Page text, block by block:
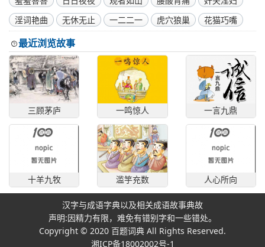
淫词艳曲
无休无止 一二二一 虎穴狼巢 花猫巧嘴
最近浏览故事
三顾茅庐 一鸣惊人 一言九鼎
十羊九牧 滥竽充数 人心所向
汉字与成语字典以及相关成语故事典故
声明:因精力有限，难免有错别字和一些错处。
Copyright © 2020 百题词典 All Rights Reserved.
湘ICP备18002002号-1